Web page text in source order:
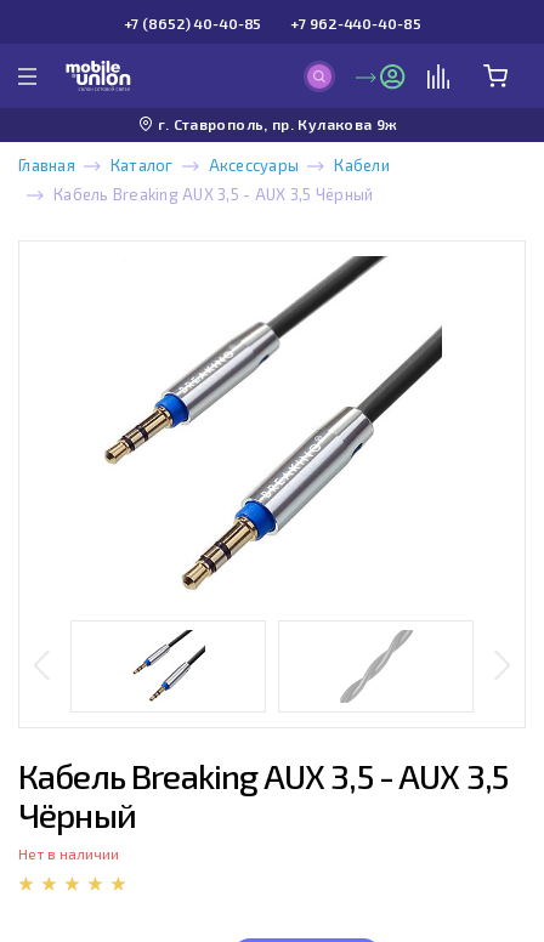
+7 (8652) 40-40-85 +7 962-440-40-85
г. Ставрополь, пр. Кулакова 9ж
Главная Каталог Аксессуары
Кабели
Кабель Breaking AUX 3,5 - AUX 3,5 Чёрный
Кабель Breaking AUX 3,5 - AUX 3,5
Чёрный
Нет в наличии